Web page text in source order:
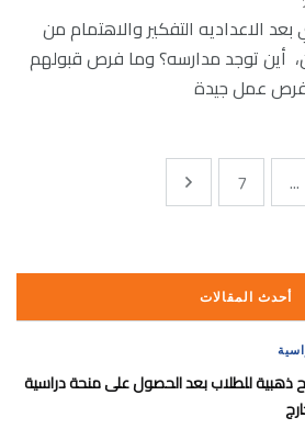
الاعداديه التفكير والاهتمام من
أين توجد مدارسه؟ وما فرص قبولهم
فرص عمل جيدة
...
7
أحدث المقالات
ذهبية للطلاب بعد الحصول على منحة دراسية